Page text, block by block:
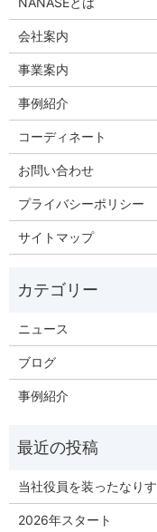
会社案内
事業案内
事例紹介
コーディネート
お問い合わせ
プライバシーポリシー
サイトマップ
ニュース
ブログ
事例紹介
当社役員を装ったなり
2026年スタート